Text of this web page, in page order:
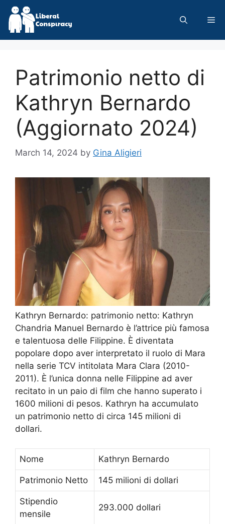
Skip
content
Patrimonio netto di
Kathryn Bernardo
(Aggiornato 2024)
March 14, 2024 by Gina Aligieri
Kathryn Bernardo: patrimonio netto: Kathryn
Chandria Manuel Bernardo è l’attrice più famosa
e talentuosa delle Filippine. È diventata
popolare dopo aver interpretato il ruolo di Mara
nella serie TCV intitolata Mara Clara (2010-
2011). È l’unica donna nelle Filippine ad aver
recitato in un paio di film che hanno superato i
1600 milioni di pesos. Kathryn ha accumulato
un patrimonio netto di circa 145 milioni di
dollari.
Nome Kathryn Bernardo
Patrimonio Netto 145 milioni di dollari
Stipendio
mensile
293.000 dollari